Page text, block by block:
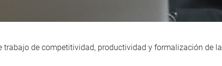
trabajo de competitividad, productividad y formalización de la